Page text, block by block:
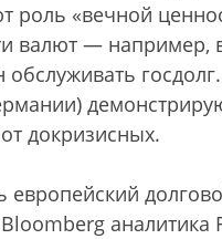
роль «вечной
валют — например,
обслуживать
докризисных.
Bloomberg